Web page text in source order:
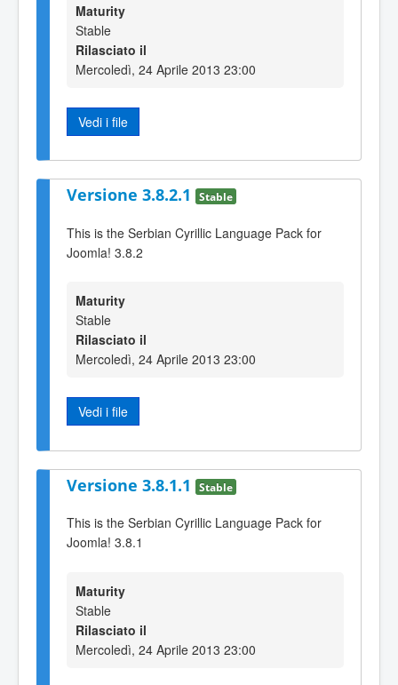
Maturity
Stable
Rilasciato il
Mercoledì, 24 Aprile 2013 23:00
Vedi i file
Versione 3.8.2.1 Stable
This is the Serbian Cyrillic Language Pack for
Joomla! 3.8.2
Maturity
Stable
Rilasciato il
Mercoledì, 24 Aprile 2013 23:00
Vedi i file
Versione 3.8.1.1 Stable
This is the Serbian Cyrillic Language Pack for
Joomla! 3.8.1
Maturity
Stable
Rilasciato il
Mercoledì, 24 Aprile 2013 23:00